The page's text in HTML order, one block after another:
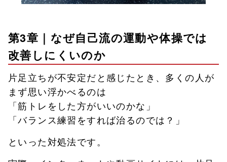
第3章｜なぜ自己流の運動や体操では
改善しにくいのか
片足立ちが不安定だと感じたとき、多くの人が
まず思い浮かべるのは
「筋トレをした方がいいのかな」
「バランス練習をすれば治るのでは？」
といった対処法です。